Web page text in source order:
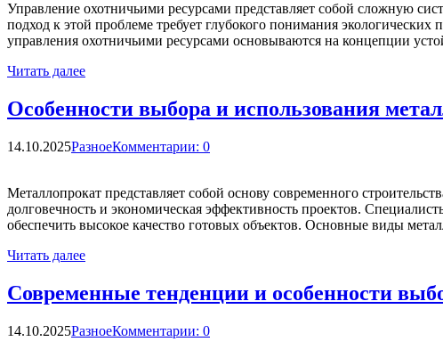
Управление охотничьими ресурсами представляет собой сложную
подход к этой проблеме требует глубокого понимания
управления охотничьими ресурсами основываются на концепции
Читать далее
Особенности выбора и использования
14.10.2025РазноеКомментарии: 0
Металлопрокат представляет собой основу современного
долговечность и экономическая эффективность проектов.
обеспечить высокое качество готовых объектов. Основные виды
Читать далее
Современные тенденции и особенности
14.10.2025РазноеКомментарии: 0